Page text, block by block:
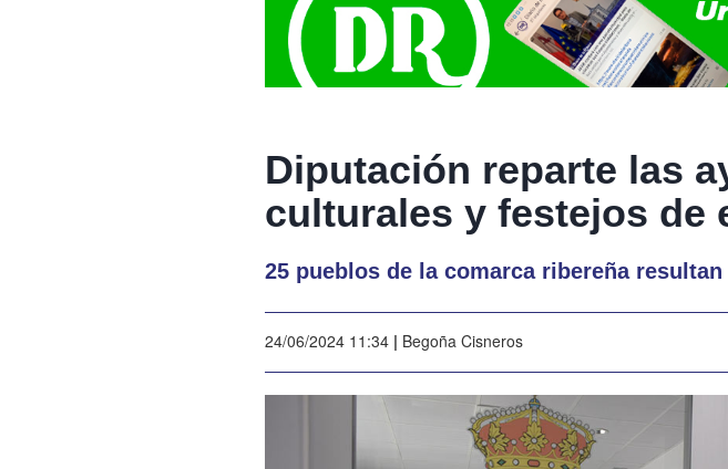
Diputación reparte las
culturales y festejos de
25 pueblos de la comarca ribereña
24/06/2024 11:34 | Begoña Cisneros